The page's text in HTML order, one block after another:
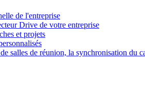
de l'entreprise
Drive de votre entreprise
et projets
salles de réunion, la synchronisation du